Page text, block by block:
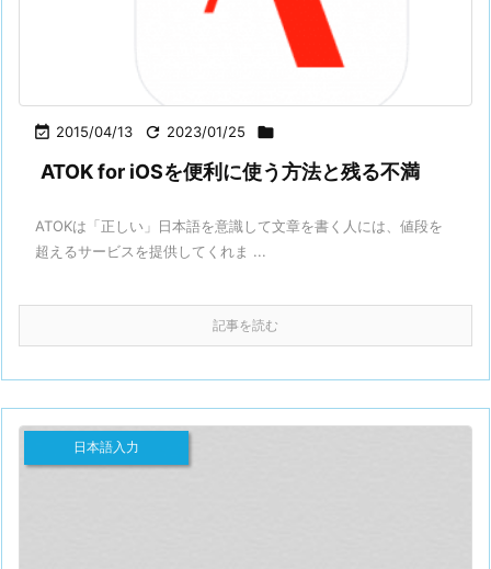
 2015/04/13  2023/01/25 
ATOK for iOSを便利に使う方法と残る不満
ATOKは「正しい」日本語を意識して文章を書く人には、値段を
超えるサービスを提供してくれま ...
記事を読む
日本語入力